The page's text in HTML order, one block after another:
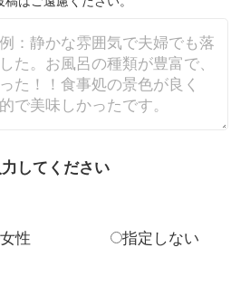
してください
女性 指定しない